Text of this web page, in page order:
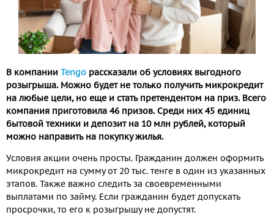
В компании Tengo рассказали об условиях выгодного
розыгрыша. Можно будет не только получить микрокредит
на любые цели, но еще и стать претендентом на приз. Всего
компания приготовила 46 призов. Среди них 45 единиц
бытовой техники и депозит на 10 млн рублей, который
можно направить на покупку жилья.
Условия акции очень просты. Гражданин должен оформить
микрокредит на сумму от 20 тыс. тенге в один из указанных
этапов. Также важно следить за своевременными
выплатами по займу. Если гражданин будет допускать
просрочки, то его к розыгрышу не допустят.